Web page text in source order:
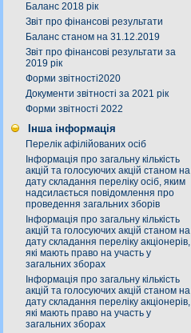
Баланс 2018 рік
Звіт про фінансові результати
Баланс станом на 31.12.2019
Звіт про фінансові результати за
2019 рік
Форми звітності2020
Документи звітності за 2021 рік
Форми звітності 2022
Інша інформація
Перелік афілійованих осіб
Інформація про загальну кількість
акцій та голосуючих акцій станом на
дату складання переліку осіб, яким
надсилається повідомлення про
проведення загальних зборів
Інформація про загальну кількість
акцій та голосуючих акцій станом на
дату складання переліку акціонерів,
які мають право на участь у
загальних зборах
Інформація про загальну кількість
акцій та голосуючих акцій станом на
дату складання переліку акціонерів,
які мають право на участь у
загальних зборах